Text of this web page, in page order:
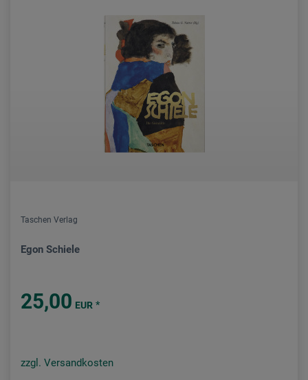
Taschen Verlag
Egon Schiele
25,00 EUR *
zzgl. Versandkosten